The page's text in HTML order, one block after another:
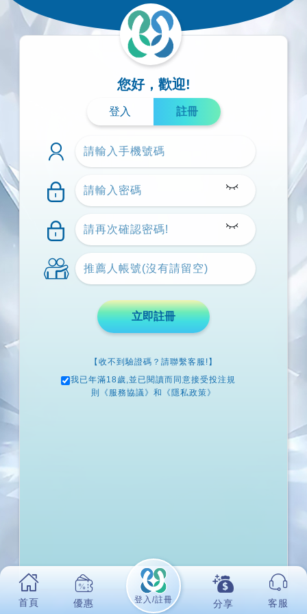
您好，歡迎!
登入 註冊
立即註冊
【收不到驗證碼？請聯繫客服!】
我已年滿18歲,並已閱讀而同意接受投注規
則
《服務協議》 和 《隱私政策》
首頁 優惠 登入/註冊 分享 客服